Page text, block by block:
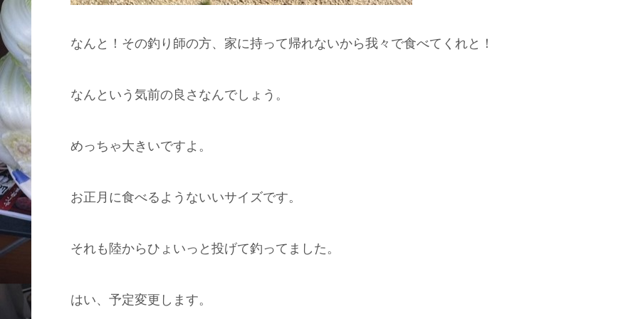
なんと！その釣り師の方、家に持って帰れないから我々で食べてくれと！
なんという気前の良さなんでしょう。
めっちゃ大きいですよ。
お正月に食べるようないいサイズです。
それも陸からひょいっと投げて釣ってました。
はい、予定変更します。